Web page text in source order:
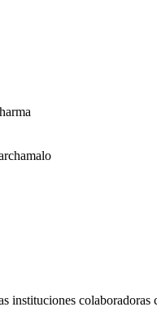
instituciones colaboradoras